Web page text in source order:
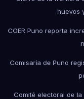
huevos
COER Puno reporta
Comisaría de Puno
Comité electoral de